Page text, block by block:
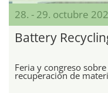
28. - 29. octubre
Battery
Feria y congreso
recuperación de